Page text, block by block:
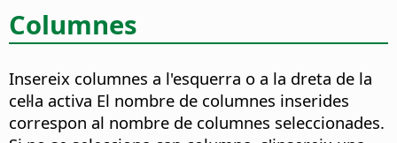
Columnes
Insereix columnes a l'esquerra o a la dreta de la
cel·la activa El nombre de columnes inserides
correspon al nombre de columnes seleccionades.